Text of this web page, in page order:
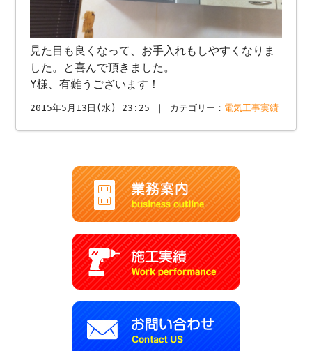
見た目も良くなって、お手入れもしやすくなりま
した。と喜んで頂きました。
Y様、有難うございます！
2015年5月13日(水) 23:25 ｜ カテゴリー： 電気工事実績